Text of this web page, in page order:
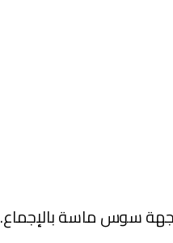
جهة سوس ماسة بالإجماع.